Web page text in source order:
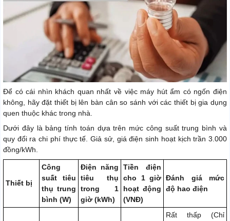
Để có cái nhìn khách quan nhất về việc máy hút ẩm có ngốn điện
không, hãy đặt thiết bị lên bàn cân so sánh với các thiết bị gia dụng
quen thuộc khác trong nhà.
Dưới đây là bảng tính toán dựa trên mức công suất trung bình và
quy đổi ra chi phí thực tế. Giả sử, giá điện sinh hoạt kịch trần 3.000
đồng/kWh.
Thiết bị
Công
suất tiêu
thụ trung
bình (W)
Điện năng
tiêu thụ
trong 1
giờ (kWh)
Tiền điện
cho 1 giờ
hoạt động
(VNĐ)
Đánh giá mức
độ hao điện
Rất thấp (Chỉ